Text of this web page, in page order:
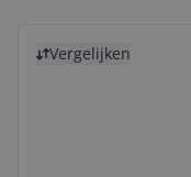
Vergelijken